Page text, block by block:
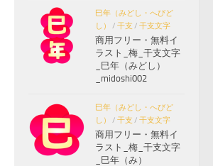
巳年（みどし・へびど
し）
/ 干支 / 干支文字
商用フリー・無料イ
ラスト_梅_干支文字
_巳年（みどし）
_midoshi002
巳年（みどし・へびど
し）
/ 干支 / 干支文字
商用フリー・無料イ
ラスト_梅_干支文字
_巳年（み）